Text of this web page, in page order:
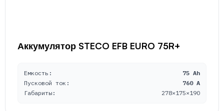
Аккумулятор STECO EFB EURO 75R+
Емкость:
75 Ah
Пусковой ток:
760 A
Габариты:
278×175×190